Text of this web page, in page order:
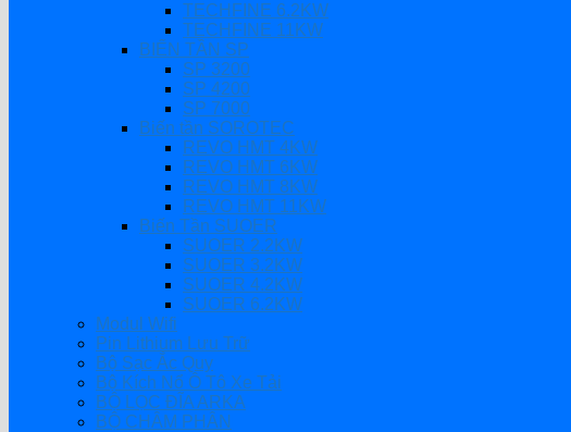
TECHFINE 6.2KW
TECHFINE 11KW
BIẾN TẦN SP
SP 3200
SP 4200
SP 7000
Biến tần SOROTEC
REVO HMT 4KW
REVO HMT 6KW
REVO HMT 8KW
REVO HMT 11KW
Biến Tần SUOER
SUOER 2.2KW
SUOER 3.2KW
SUOER 4.2KW
SUOER 6.2KW
Modul Wifi
Pin Lithium Lưu Trữ
Bộ Sạc Ắc Quy
Bộ Kích Nổ Ô Tô Xe Tải
BỘ LỌC ĐĨA ARKA
BỘ CHÂM PHÂN